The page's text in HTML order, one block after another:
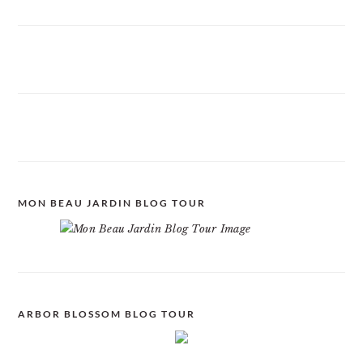
MON BEAU JARDIN BLOG TOUR
ARBOR BLOSSOM BLOG TOUR